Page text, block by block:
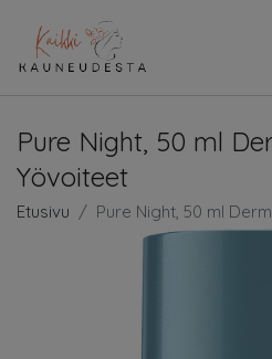
Pure Night, 50 ml
Yövoiteet
Etusivu Pure Night, 50 ml